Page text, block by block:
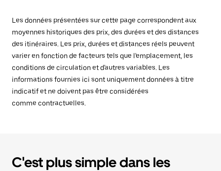
Les données présentées sur cette page correspondent aux
moyennes historiques des prix, des durées et des distances
des itinéraires. Les prix, durées et distances réels peuvent
varier en fonction de facteurs tels que l'emplacement, les
conditions de circulation et d'autres variables. Les
informations fournies ici sont uniquement données à titre
indicatif et ne doivent pas être considérées
comme contractuelles.
C'est plus simple dans les